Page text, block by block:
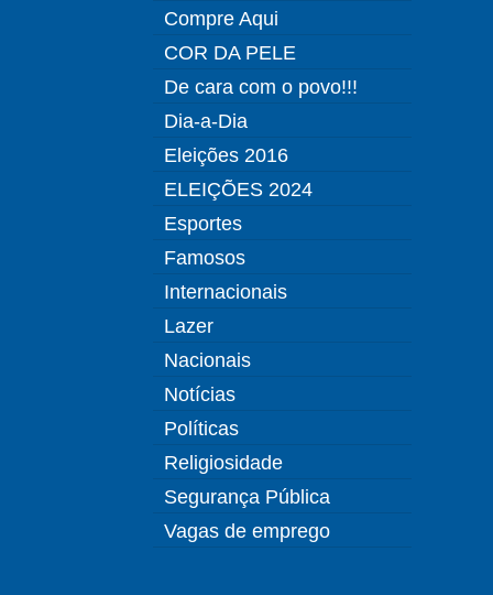
Compre Aqui
COR DA PELE
De cara com o povo!!!
Dia-a-Dia
Eleições 2016
ELEIÇÕES 2024
Esportes
Famosos
Internacionais
Lazer
Nacionais
Notícias
Políticas
Religiosidade
Segurança Pública
Vagas de emprego